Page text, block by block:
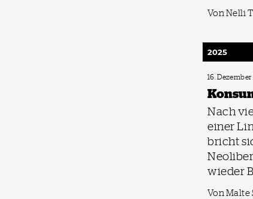
Von Nelli
2025
16.
Nach
einer
bricht
wieder
Von Malte